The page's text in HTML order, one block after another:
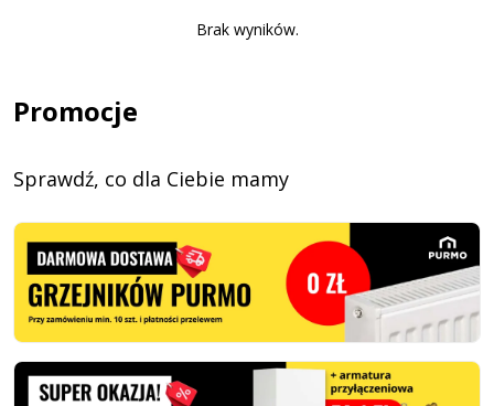
Brak wyników.
Promocje
Sprawdź, co dla Ciebie mamy